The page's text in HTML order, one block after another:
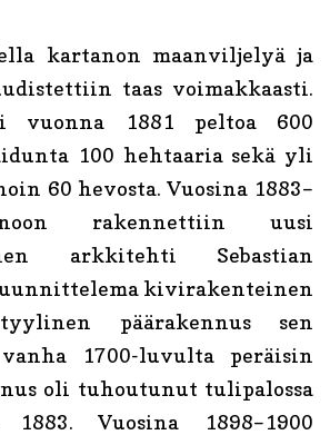
kartanon maanviljelyä ja
taas voimakkaasti.
vuonna 1881 peltoa 600
100 hehtaaria sekä yli
60 hevosta. Vuosina 1883–
rakennettiin uusi
arkkitehti Sebastian
kivirakenteinen
päärakennus sen
1700-luvulta peräisin
oli tuhoutunut tulipalossa
1883. Vuosina 1898–1900